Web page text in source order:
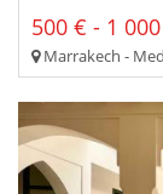
500 € - 1
Marrakech -